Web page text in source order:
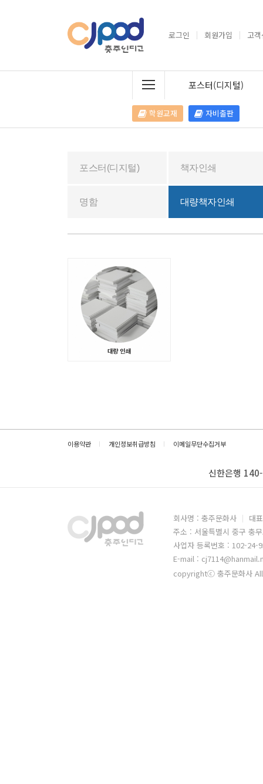
로그인 회원가입 고
포스터(디지털)
학원교재 자비출판
포스터(디지털) 책자인쇄
명함 대량책자인쇄
이용약관 개인정보취급방침 이메일무단수집거부
신한은행
회사명 : 충주문화사
대
주소 : 서울특별시 중구 충
사업자 등록번호 : 102-24-
E-mail :
copyrightⓒ 충주문화사